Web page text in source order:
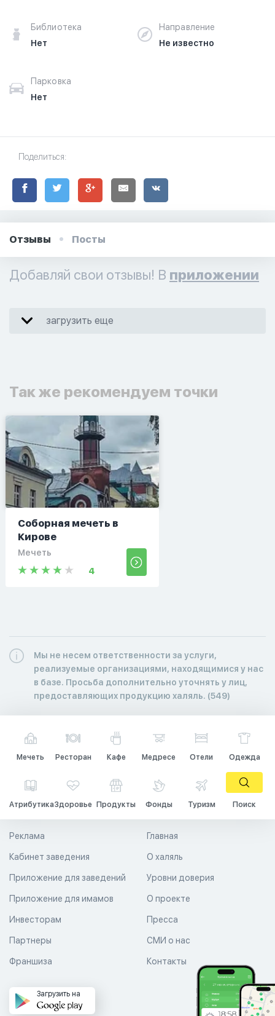
Библиотека
Нет
Направление
Не известно
Парковка
Нет
Поделиться:
Отзывы Посты
Добавляй свои отзывы! В приложении
загрузить еще
Так же рекомендуем точки
Соборная мечеть в
Кирове
Мечеть
4
Мы не несем ответственности за услуги,
реализуемые организациями, находящимися у нас
в базе. Просьба дополнительно уточнять у лиц,
предоставляющих продукцию халяль. (549)
Мечеть Ресторан Кафе Медресе Отели Одежда
АтрибутикаЗдоровье Продукты Фонды Туризм Поиск
Главная
О халяль
Уровни доверия
Реклама
Кабинет заведения
Приложение для заведений
Приложение для имамов О проекте
Пресса
СМИ о нас
Контакты
Инвесторам
Партнеры
Франшиза
Загрузить на